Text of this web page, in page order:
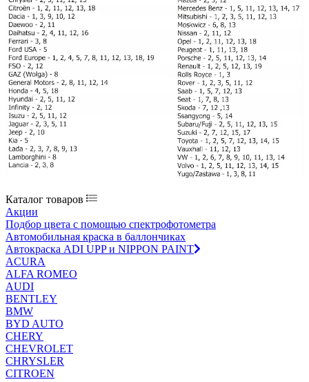
Каталог товаров
Акции
Подбор цвета с помощью спектрофотометра
Автомобильная краска в баллончиках
Автокраска ADI UPP и NIPPON PAINT
ACURA
ALFA ROMEO
AUDI
BENTLEY
BMW
BYD AUTO
CHERY
CHEVROLET
CHRYSLER
CITROEN